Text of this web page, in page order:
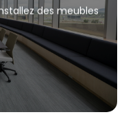
des meubles